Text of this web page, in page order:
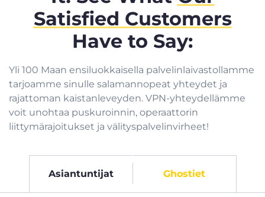
Satisfied Customers
Have to Say:
Yli 100 Maan ensiluokkaisella palvelinlaivastollamme
tarjoamme sinulle salamannopeat yhteydet ja
rajattoman kaistanleveyden. VPN-yhteydellämme
voit unohtaa puskuroinnin, operaattorin
liittymärajoitukset ja välityspalvelinvirheet!
Asiantuntijat Ghostiet